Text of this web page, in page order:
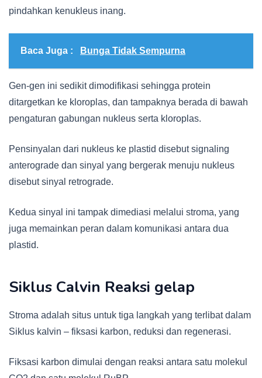
pindahkan kenukleus inang.
Baca Juga : Bunga Tidak Sempurna
Gen-gen ini sedikit dimodifikasi sehingga protein
ditargetkan ke kloroplas, dan tampaknya berada di bawah
pengaturan gabungan nukleus serta kloroplas.
Pensinyalan dari nukleus ke plastid disebut signaling
anterograde dan sinyal yang bergerak menuju nukleus
disebut sinyal retrograde.
Kedua sinyal ini tampak dimediasi melalui stroma, yang
juga memainkan peran dalam komunikasi antara dua
plastid.
Siklus Calvin Reaksi gelap
Stroma adalah situs untuk tiga langkah yang terlibat dalam
Siklus kalvin – fiksasi karbon, reduksi dan regenerasi.
Fiksasi karbon dimulai dengan reaksi antara satu molekul